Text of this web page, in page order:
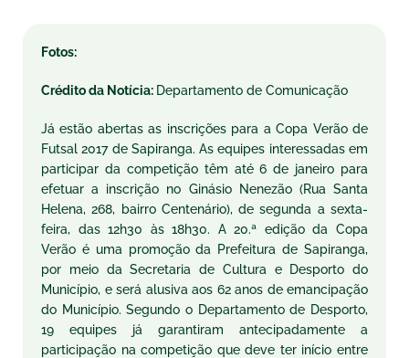
Fotos:
Crédito da Notícia: Departamento de Comunicação
Já estão abertas as inscrições para a Copa Verão de
Futsal 2017 de Sapiranga. As equipes interessadas em
participar da competição têm até 6 de janeiro para
efetuar a inscrição no Ginásio Nenezão (Rua Santa
Helena, 268, bairro Centenário), de segunda a sexta-
feira, das 12h30 às 18h30. A 20.ª edição da Copa
Verão é uma promoção da Prefeitura de Sapiranga,
por meio da Secretaria de Cultura e Desporto do
Município, e será alusiva aos 62 anos de emancipação
do Município. Segundo o Departamento de Desporto,
19 equipes já garantiram antecipadamente a
participação na competição que deve ter início entre